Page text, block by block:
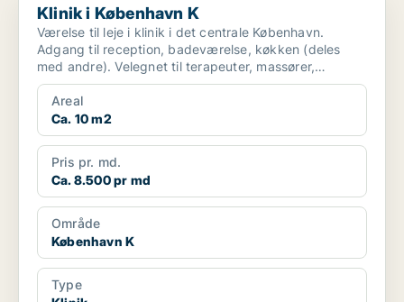
Klinik i København K
Værelse til leje i klinik i det centrale København.
Adgang til reception, badeværelse, køkken (deles
med andre). Velegnet til terapeuter, massører,
kosmetolo...
Areal
Ca. 10 m2
Pris pr. md.
Ca. 8.500 pr md
Område
København K
Type